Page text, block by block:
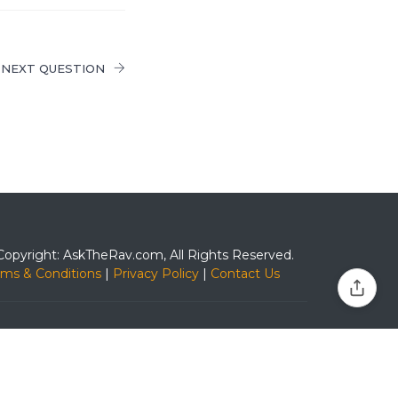
NEXT QUESTION
AskTheRav.com, All Rights Reserved.
& Conditions | Privacy Policy | Contact Us